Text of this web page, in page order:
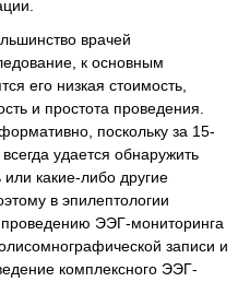
врачей
к основным
его низкая стоимость,
и простота проведения.
поскольку за 15-
удается обнаружить
какие-либо другие
в эпилептологии
ЭЭГ-мониторинга
записи и
комплексного ЭЭГ-